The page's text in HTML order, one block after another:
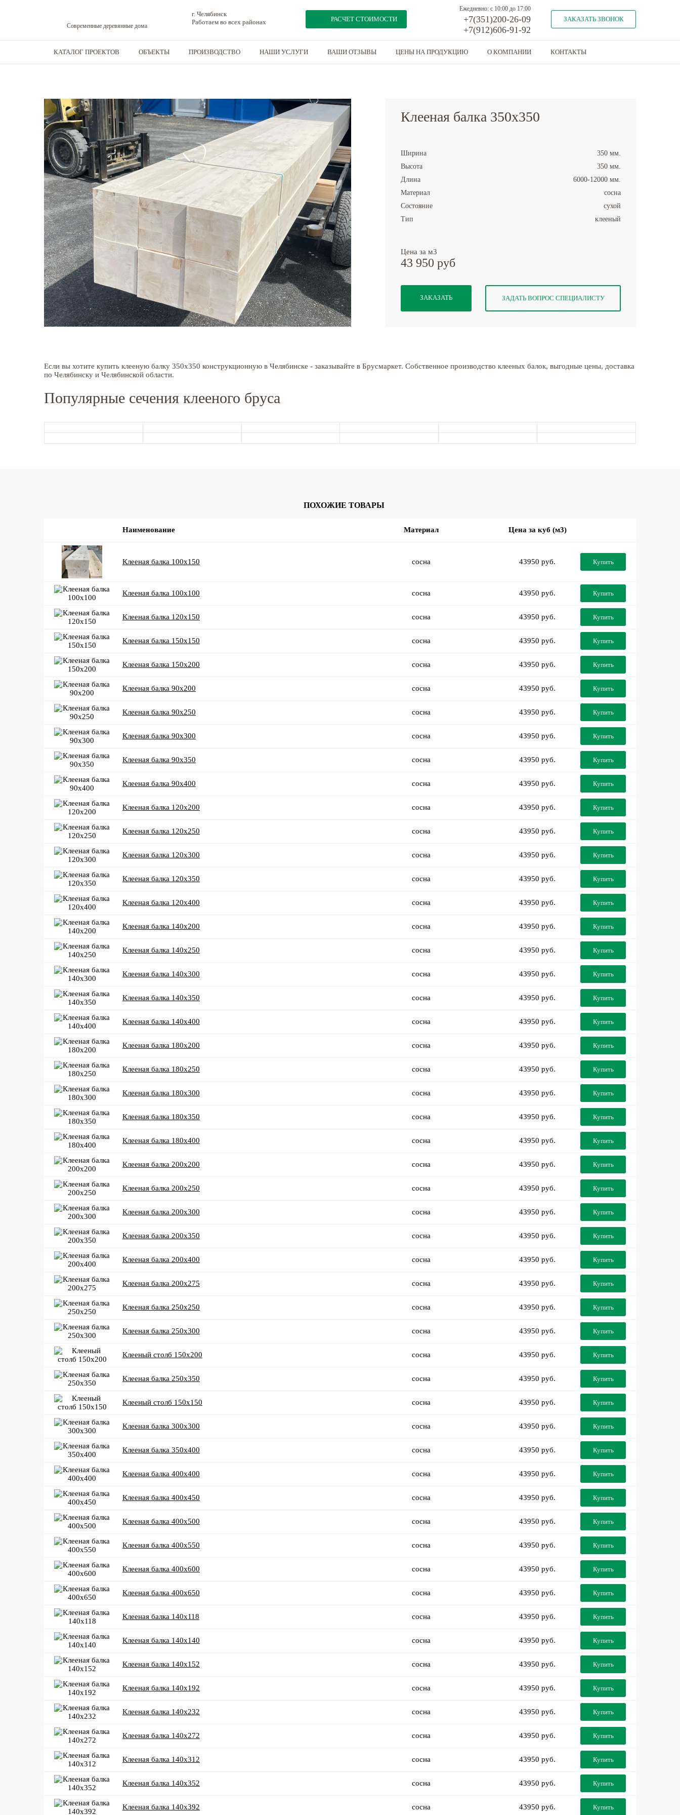
Современные деревянные дома
г. Челябинск
Работаем во всех районах
РАСЧЕТ СТОИМОСТИ
Ежедневно: с 10:00 до 17:00
+7(351)200-26-09
+7(912)606-91-92
ЗАКАЗАТЬ ЗВОНОК
КАТАЛОГ ПРОЕКТОВ ОБЪЕКТЫ ПРОИЗВОДСТВО НАШИ УСЛУГИ ВАШИ ОТЗЫВЫ ЦЕНЫ НА ПРОДУКЦИЮ О КОМПАНИИ КОНТАКТЫ
Клееная балка 350x350
Ширина
350 мм.
Высота
350 мм.
Длина
6000-12000 мм.
Материал
сосна
Состояние
сухой
Тип
клееный
Цена за м3
43 950 руб
ЗАКАЗАТЬ ЗАДАТЬ ВОПРОС СПЕЦИАЛИСТУ
Если вы хотите купить клееную балку 350x350 конструкционную в Челябинске - заказывайте в Брусмаркет. Собственное производство клееных балок, выгодные цены, доставка
по Челябинску и Челябинской области.
Популярные сечения клееного бруса
ПОХОЖИЕ ТОВАРЫ
Наименование Материал Цена за куб (м3)
Клееная балка 100x150 сосна 43950 руб. Купить
Клееная балка 100x100 сосна 43950 руб. Купить
Клееная балка 120x150 сосна 43950 руб. Купить
Клееная балка 150x150 сосна 43950 руб. Купить
Клееная балка 150x200 сосна 43950 руб. Купить
Клееная балка 90x200 сосна 43950 руб. Купить
Клееная балка 90x250 сосна 43950 руб. Купить
Клееная балка 90x300 сосна 43950 руб. Купить
Клееная балка 90x350 сосна 43950 руб. Купить
Клееная балка 90x400 сосна 43950 руб. Купить
Клееная балка 120x200 сосна 43950 руб. Купить
Клееная балка 120x250 сосна 43950 руб. Купить
Клееная балка 120x300 сосна 43950 руб. Купить
Клееная балка 120x350 сосна 43950 руб. Купить
Клееная балка 120x400 сосна 43950 руб. Купить
Клееная балка 140x200 сосна 43950 руб. Купить
Клееная балка 140x250 сосна 43950 руб. Купить
Клееная балка 140x300 сосна 43950 руб. Купить
Клееная балка 140x350 сосна 43950 руб. Купить
Клееная балка 140x400 сосна 43950 руб. Купить
Клееная балка 180x200 сосна 43950 руб. Купить
Клееная балка 180x250 сосна 43950 руб. Купить
Клееная балка 180x300 сосна 43950 руб. Купить
Клееная балка 180x350 сосна 43950 руб. Купить
Клееная балка 180x400 сосна 43950 руб. Купить
Клееная балка 200x200 сосна 43950 руб. Купить
Клееная балка 200x250 сосна 43950 руб. Купить
Клееная балка 200x300 сосна 43950 руб. Купить
Клееная балка 200x350 сосна 43950 руб. Купить
Клееная балка 200x400 сосна 43950 руб. Купить
Клееная балка 200x275 сосна 43950 руб. Купить
Клееная балка 250x250 сосна 43950 руб. Купить
Клееная балка 250x300 сосна 43950 руб. Купить
Клееный столб 150x200 сосна 43950 руб. Купить
Клееная балка 250x350 сосна 43950 руб. Купить
Клееный столб 150x150 сосна 43950 руб. Купить
Клееная балка 300x300 сосна 43950 руб. Купить
Клееная балка 350x400 сосна 43950 руб. Купить
Клееная балка 400x400 сосна 43950 руб. Купить
Клееная балка 400x450 сосна 43950 руб. Купить
Клееная балка 400x500 сосна 43950 руб. Купить
Клееная балка 400x550 сосна 43950 руб. Купить
Клееная балка 400x600 сосна 43950 руб. Купить
Клееная балка 400x650 сосна 43950 руб. Купить
Клееная балка 140x118 сосна 43950 руб. Купить
Клееная балка 140x140 сосна 43950 руб. Купить
Клееная балка 140x152 сосна 43950 руб. Купить
Клееная балка 140x192 сосна 43950 руб. Купить
Клееная балка 140x232 сосна 43950 руб. Купить
Клееная балка 140x272 сосна 43950 руб. Купить
Клееная балка 140x312 сосна 43950 руб. Купить
Клееная балка 140x352 сосна 43950 руб. Купить
Клееная балка 140x392 сосна 43950 руб. Купить